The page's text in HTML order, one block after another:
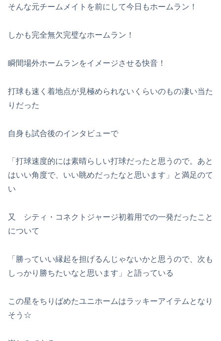
そんな元チームメイトを前にして今日もホームラン！
しかも完全無欠完璧なホームラン！
瞬間場外ホームランをイメージさせる快音！
打球も速く着地点が見極められないくらいのもの凄い当た
りだった
自身も試合後のインタビューで
「打球速度的には素晴らしい打球だったと思うので。あと
はいい角度で、いい眺めだったなと思います」と満足のて
い
又 シティ・コネクトジャージ初着用での一発だったこと
について
「勝っていい縁起を担げるんじゃないかと思うので、次も
しっかり勝ちたいなと思います」と語っている
この星をちりばめたユニホームはラッキーアイテムとなり
そう☆